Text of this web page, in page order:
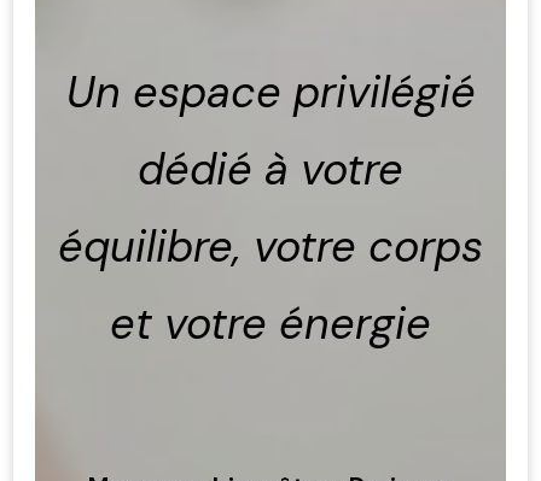
Un espace privilégié
dédié à votre
équilibre, votre corps
et votre énergie